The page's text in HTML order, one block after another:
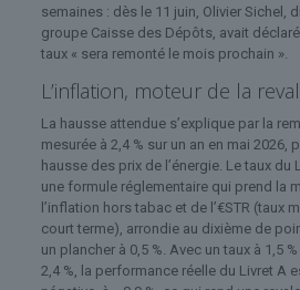
semaines : dès le 11 juin, Olivier Sichel,
groupe Caisse des Dépôts, avait
taux « sera remonté le mois prochain ».
L’inflation, moteur de la
La hausse attendue s’explique par la
mesurée à 2,4 % sur un an en mai 2026,
hausse des prix de l’énergie. Le taux
une formule réglementaire qui prend la
l’inflation hors tabac et de l’€STR (taux
court terme), arrondie au dixième de
un plancher à 0,5 %. Avec un taux à 1,5
2,4 %, la performance réelle du Livret A